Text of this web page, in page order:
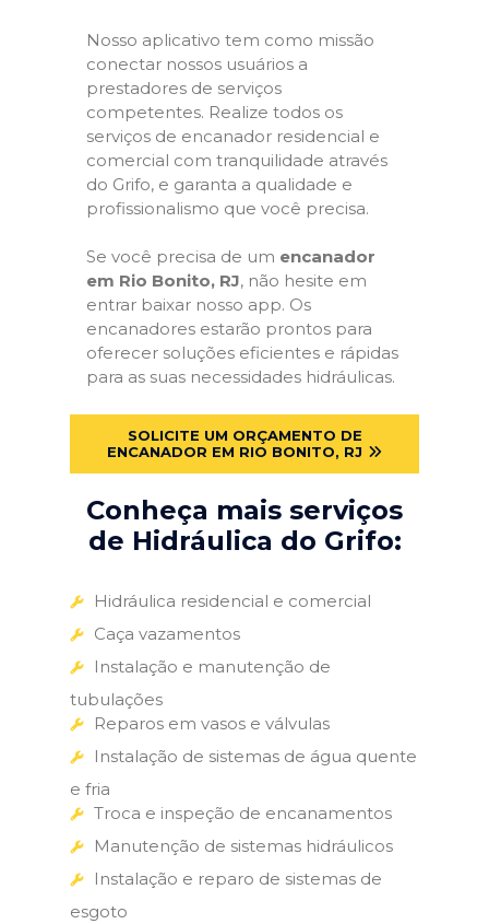
Nosso aplicativo tem como missão
conectar nossos usuários a
prestadores de serviços
competentes. Realize todos os
serviços de encanador residencial e
comercial com tranquilidade através
do Grifo, e garanta a qualidade e
profissionalismo que você precisa.
Se você precisa de um encanador
em Rio Bonito, RJ, não hesite em
entrar baixar nosso app. Os
encanadores estarão prontos para
oferecer soluções eficientes e rápidas
para as suas necessidades hidráulicas.
SOLICITE UM ORÇAMENTO DE
ENCANADOR EM RIO BONITO, RJ
Conheça mais serviços
de Hidráulica do Grifo:
Hidráulica residencial e comercial
Caça vazamentos
Instalação e manutenção de
tubulações
Reparos em vasos e válvulas
Instalação de sistemas de água quente
e fria
Troca e inspeção de encanamentos
Manutenção de sistemas hidráulicos
Instalação e reparo de sistemas de
esgoto